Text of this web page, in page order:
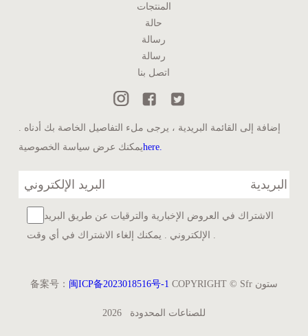
المنتجات
حالة
رسالة
رسالة
اتصل بنا
إضافة إلى القائمة البريدية ، يرجى ملء التفاصيل الخاصة بك أدناه .
يمكنك عرض سياسة الخصوصيةhere.
البريدية
الاشتراك في العروض الإخبارية والترقيات عن طريق البريد
备案号： 闽ICP备2023018516号-1 COPYRIGHT © Sfr ستون
للصناعات المحدودة2026